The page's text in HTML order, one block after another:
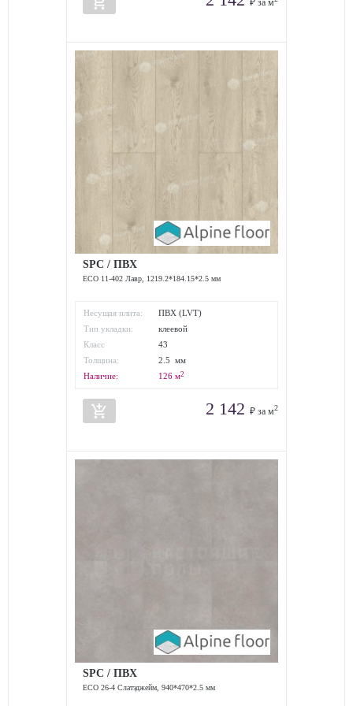
₽ за м
SPC / ПВХ
ECO 11-402 Лавр, 1219.2*184.15*2.5 мм
Несущая плита:
ПВХ (LVT)
Тип укладки:
клеевой
Класс
износостойкости:
43
Толщина:
2.5 мм
Наличие:
126 м2
add_shopping_cart 2 142 ₽ за м2
SPC / ПВХ
ECO 26-4 Слатэджейм, 940*470*2.5 мм